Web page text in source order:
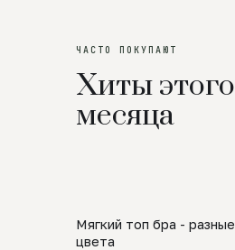
ЧАСТО ПОКУПАЮТ
Хиты этого
месяца
Мягкий топ бра - разные
цвета